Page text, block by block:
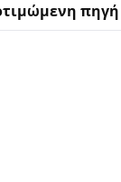
πηγή